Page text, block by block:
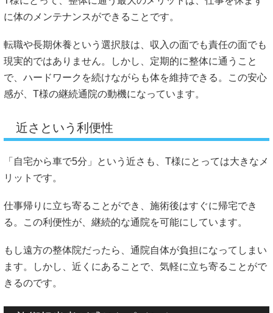
に体のメンテナンスができることです。
転職や長期休養という選択肢は、収入の面でも責任の面でも
現実的ではありません。しかし、定期的に整体に通うこと
で、ハードワークを続けながらも体を維持できる。この安心
感が、T様の継続通院の動機になっています。
近さという利便性
「自宅から車で5分」という近さも、T様にとっては大きなメ
リットです。
仕事帰りに立ち寄ることができ、施術後はすぐに帰宅でき
る。この利便性が、継続的な通院を可能にしています。
もし遠方の整体院だったら、通院自体が負担になってしまい
ます。しかし、近くにあることで、気軽に立ち寄ることがで
きるのです。